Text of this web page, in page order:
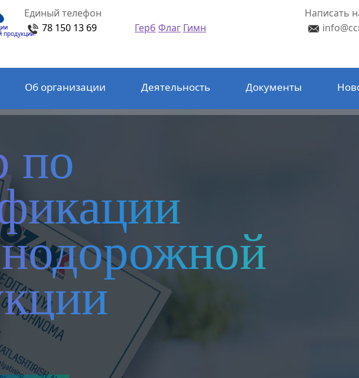
продукции
Единый телефон
78 150 13 69
Герб Флаг Гимн
Написать
Об организации Деятельность Документы
по